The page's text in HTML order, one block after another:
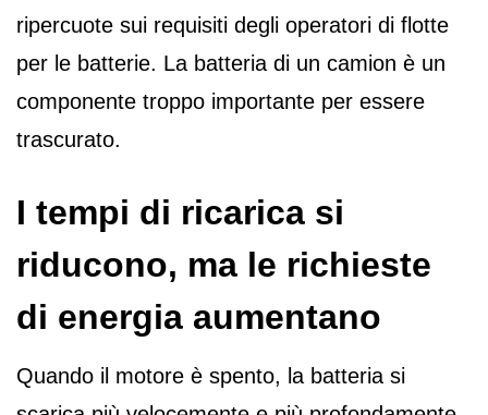
ripercuote sui requisiti degli operatori di flotte
per le batterie. La batteria di un camion è un
componente troppo importante per essere
trascurato.
I tempi di ricarica si
riducono, ma le richieste
di energia aumentano
Quando il motore è spento, la batteria si